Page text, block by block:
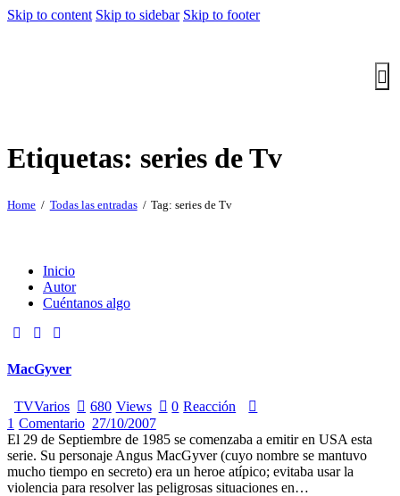
Skip to content Skip to sidebar Skip to footer
Etiquetas: series de Tv
Home Todas las entradas Tag: series de Tv
Inicio
Autor
Cuéntanos algo
MacGyver
TVVarios 680 Views 0 Reacción
1 Comentario 27/10/2007
El 29 de Septiembre de 1985 se comenzaba a emitir en USA esta
serie. Su personaje Angus MacGyver (cuyo nombre se mantuvo
mucho tiempo en secreto) era un heroe atípico; evitaba usar la
violencia para resolver las peligrosas situaciones en…